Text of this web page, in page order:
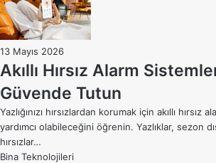
13 Mayıs 2026
Akıllı Hırsız Alarm
Güvende Tutun
Yazlığınızı hırsızlardan korumak için akıllı hırsız
yardımcı olabileceğini öğrenin. Yazlıklar, sezon
hırsızlar…
Bina Teknolojileri